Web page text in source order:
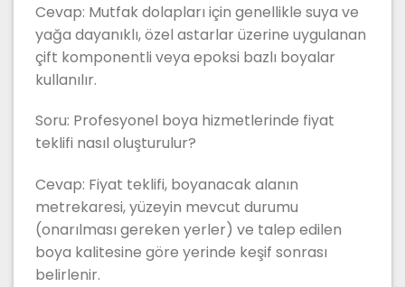
Cevap: Mutfak dolapları için genellikle suya ve
yağa dayanıklı, özel astarlar üzerine uygulanan
çift komponentli veya epoksi bazlı boyalar
kullanılır.
Soru: Profesyonel boya hizmetlerinde fiyat
teklifi nasıl oluşturulur?
Cevap: Fiyat teklifi, boyanacak alanın
metrekaresi, yüzeyin mevcut durumu
(onarılması gereken yerler) ve talep edilen
boya kalitesine göre yerinde keşif sonrası
belirlenir.